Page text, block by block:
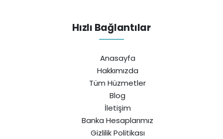
Hızlı Bağlantılar
Anasayfa
Hakkımızda
Tüm Hüzmetler
Blog
İletişim
Banka Hesaplarımız
Gizlilik Politikası